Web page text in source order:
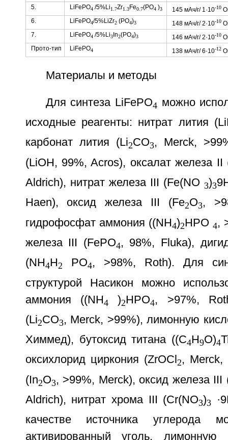
5.
LiFePO4 /5%Li1.7Zr1.3Fe0.7(PO4 )3 145 мАч/г/ 1·10-10
6.
LiFePO4/5%LiZr2(PO4)3 148 мАч/г/ 2·10-10
7.
LiFePO4 /5%Li3In2(PO4)3 146 мАч/г/ 2·10-10
Прото-тип
LiFePO4 138 мАч/г/ 6·10-12
Материалы и методы
Для синтеза LiFePO4 можно
исходные реагенты: нитрат лития
карбонат лития (Li2CO3, Merck,
(LiOH, 99%, Acros), оксалат железа II
Aldrich), нитрат железа III (Fe(NO 3)3
Haen), оксид железа III (Fe2O3,
гидрофосфат аммония ((NH4)2HPO 4,
железа III (FePO4, 98%, Fluka),
(NH4H2 PO4, >98%, Roth). Для
структурой Насикон можно
аммония ((NH4 )2HPO4, >97%,
(Li2CO3, Merck, >99%), лимонную
Химмед), бутоксид титана ((C4H9O)4
оксихлорид циркония (ZrOCl 2, Merck,
(In2O3, >99%, Merck), оксид железа III
Aldrich), нитрат хрома III (Cr(NO3)3
качестве источника углерода
активированный уголь, лимонную